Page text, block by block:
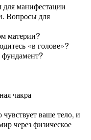
для манифестации
Вопросы для
материи?
«в голове»?
чакра
чувствует ваше тело, и
через физическое